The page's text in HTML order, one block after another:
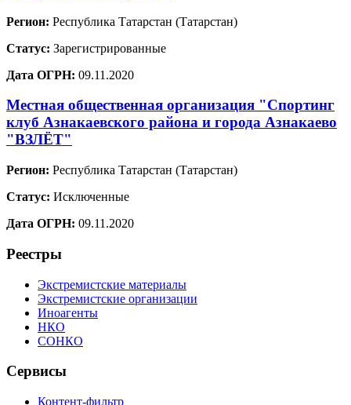
Регион: Республика Татарстан (Татарстан)
Статус: Зарегистрированные
Дата ОГРН: 09.11.2020
Местная общественная организация "Спортинг
клуб Азнакаевского района и города Азнакаево
"ВЗЛЁТ"
Регион: Республика Татарстан (Татарстан)
Статус: Исключенные
Дата ОГРН: 09.11.2020
Реестры
Экстремистские материалы
Экстремистские организации
Иноагенты
НКО
СОНКО
Сервисы
Контент-фильтр